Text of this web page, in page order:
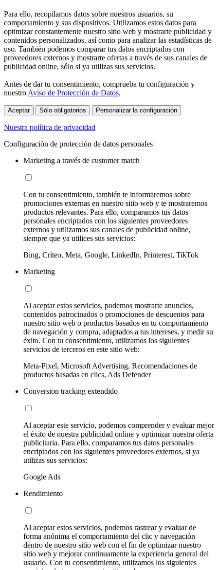
Para ello, recopilamos datos sobre nuestros usuarios, su
comportamiento y sus dispositivos. Utilizamos estos datos para
optimizar constantemente nuestro sitio web y mostrarte publicidad y
contenidos personalizados, así como para analizar las estadísticas de
uso. También podemos comparar tus datos encriptados con
proveedores externos y mostrarte ofertas a través de sus canales de
publicidad online, sólo si ya utilizas sus servicios.
Antes de dar tu consentimiento, comprueba tu configuración y
nuestro Aviso de Protección de Datos.
Aceptar Sólo obligatorios Personalizar la configuración
Nuestra política de privacidad
Configuración de protección de datos personales
Marketing a través de customer match
Con tu consentimiento, también te informaremos sobre
promociones externas en nuestro sitio web y te mostraremos
productos relevantes. Para ello, comparamos tus datos
personales encriptados con los siguientes proveedores
externos y utilizamos sus canales de publicidad online,
siempre que ya utilices sus servicios:
Bing, Criteo, Meta, Google, LinkedIn, Printerest, TikTok
Marketing
Al aceptar estos servicios, podemos mostrarte anuncios,
contenidos patrocinados o promociones de descuentos para
nuestro sitio web o productos basados en tu comportamiento
de navegación y compra, adaptados a tus intereses, y medir su
éxito. Con tu consentimiento, utilizamos los siguientes
servicios de terceros en este sitio web:
Meta-Pixel, Microsoft Advertising, Recomendaciones de
productos basadas en clics, Ads Defender
Conversion tracking extendido
Al aceptar este servicio, podemos comprender y evaluar mejor
el éxito de nuestra publicidad online y optimizar nuestra oferta
publicitaria. Para ello, comparamos tus datos personales
encriptados con los siguientes proveedores externos, si ya
utilizas sus servicios:
Google Ads
Rendimiento
Al aceptar estos servicios, podemos rastrear y evaluar de
forma anónima el comportamiento del clic y navegación
dentro de nuestro sitio web con el fin de optimizar nuestro
sitio web y mejorar continuamente la experiencia general del
usuario. Con tu consentimiento, utilizamos los siguientes